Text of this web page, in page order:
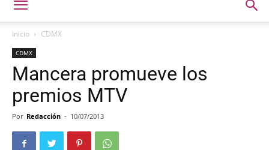
Inicio CDMX
CDMX
Mancera promueve los
premios MTV
Por Redacción - 10/07/2013